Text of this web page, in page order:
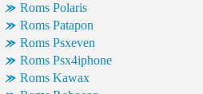
Roms Polaris
Roms Patapon
Roms Psxeven
Roms Psx4iphone
Roms Kawax